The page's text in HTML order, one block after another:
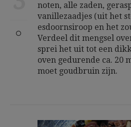
noten, alle zaden,
vanillezaadjes (uit het
esdoornsiroop en het
Verdeel dit mengsel
sprei het uit tot een
oven gedurende ca. 20
moet goudbruin zijn.